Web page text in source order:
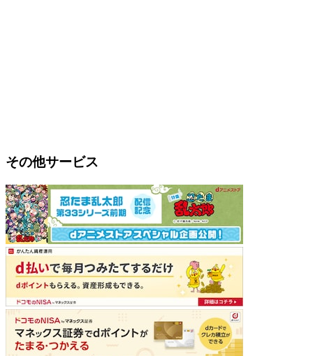
その他サービス